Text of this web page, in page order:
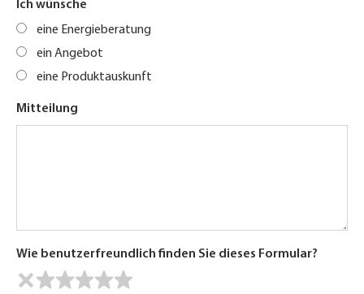
Ich wünsche
eine Energieberatung
ein Angebot
eine Produktauskunft
Mitteilung
Wie benutzerfreundlich finden Sie dieses Formular?